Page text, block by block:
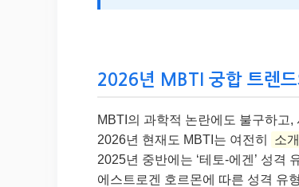
2026년 MBTI 궁합 트렌드
MBTI의 과학적 논란에도 불구하고
2026년 현재도 MBTI는 여전히
소
2025년 중반에는 ‘테토-에겐’ 성격
에스트로겐 호르몬에 따른 성격 유